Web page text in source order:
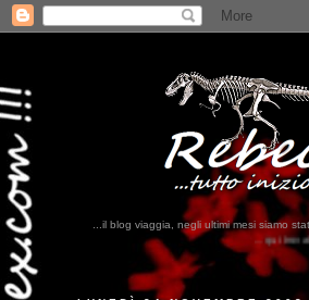
...il blog viaggia, negli ultimi mesi siamo
...qui trovate il nostro viaggio in MESSICO